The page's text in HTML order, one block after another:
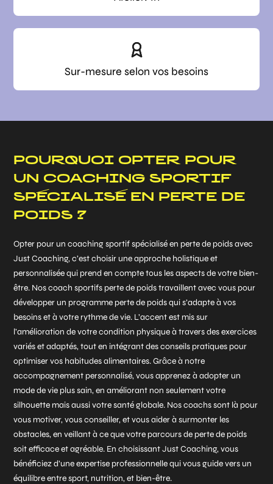
Sur-mesure selon vos besoins
POURQUOI OPTER POUR
UN COACHING SPORTIF
SPÉCIALISÉ EN PERTE DE
POIDS ?
Opter pour un coaching sportif spécialisé en perte de poids avec
Just Coaching, c’est choisir une approche holistique et
personnalisée qui prend en compte tous les aspects de votre bien-
être. Nos coach sportifs perte de poids travaillent avec vous pour
développer un programme perte de poids qui s’adapte à vos
besoins et à votre rythme de vie. L’accent est mis sur
l’amélioration de votre condition physique à travers des exercices
variés et adaptés, tout en intégrant des conseils pratiques pour
optimiser vos habitudes alimentaires. Grâce à notre
accompagnement personnalisé, vous apprenez à adopter un
mode de vie plus sain, en améliorant non seulement votre
silhouette mais aussi votre santé globale. Nos coachs sont là pour
vous motiver, vous conseiller, et vous aider à surmonter les
obstacles, en veillant à ce que votre parcours de perte de poids
soit efficace et agréable. En choisissant Just Coaching, vous
bénéficiez d’une expertise professionnelle qui vous guide vers un
équilibre entre sport, nutrition, et bien-être.